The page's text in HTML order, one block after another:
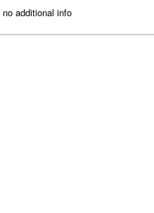
no additional info